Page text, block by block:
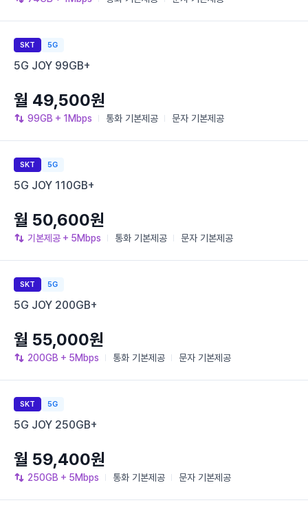
SKT 5G
5G JOY 99GB+
99GB + 1Mbps 통화 기본제공 문자 기본제공
월 49,500원
SKT 5G
5G JOY 110GB+
기본제공 + 5Mbps 통화 기본제공 문자 기본제공
월 50,600원
SKT 5G
5G JOY 200GB+
200GB + 5Mbps 통화 기본제공 문자 기본제공
월 55,000원
SKT 5G
5G JOY 250GB+
250GB + 5Mbps 통화 기본제공 문자 기본제공
월 59,400원